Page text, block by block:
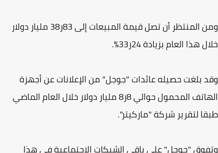
ومن المنتظر أن تصل قيمة المبيعات إلى 83ر38 مليار دولار
هذا العام بزيادة 24ر33%.
بلغت حصيله عائدات "جوجل" من الإعلانات عن أجهزة
الهاتف المحمول حوالي 8ر8 مليار دولار خلال العام الماضي
لتقرير شركة "ماركيتر".
"جوجل" على باقي الشبكات الاجتماعية في هذا